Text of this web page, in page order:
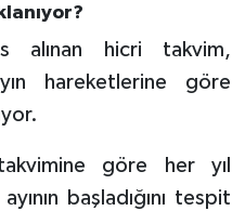
alınan hicri takvim,
hareketlerine göre
göre her yıl
başladığını tespit